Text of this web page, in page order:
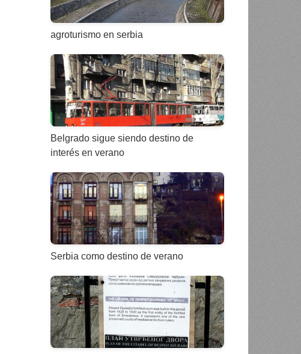
agroturismo en serbia
Belgrado sigue siendo destino de
interés en verano
Serbia como destino de verano